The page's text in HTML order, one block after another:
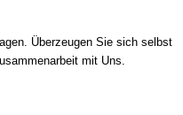
Überzeugen Sie sich selbst
mit Uns.